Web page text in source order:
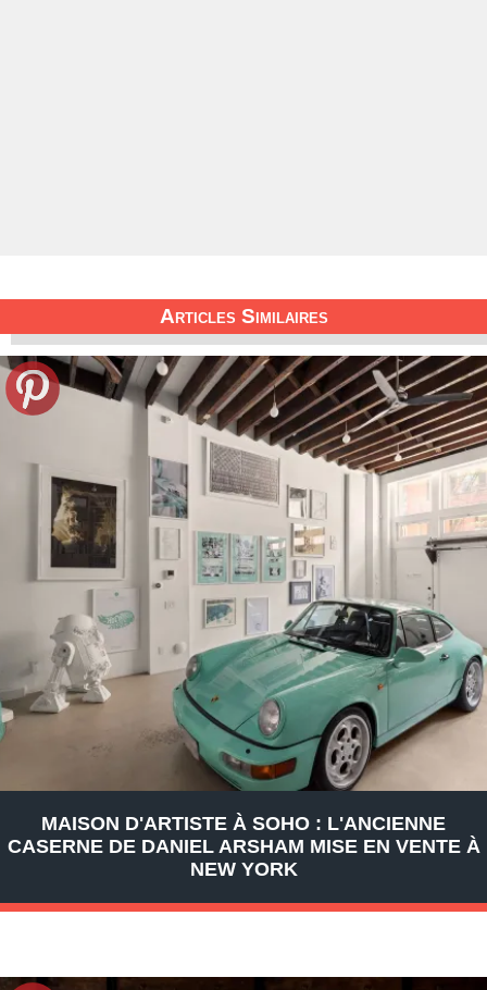
Articles Similaires
MAISON D'ARTISTE À SOHO : L'ANCIENNE
CASERNE DE DANIEL ARSHAM MISE EN VENTE À
NEW YORK